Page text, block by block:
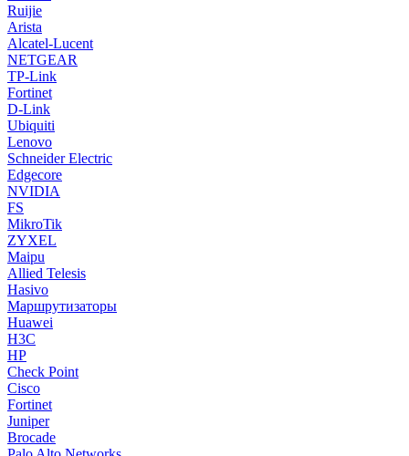
Ruijie
Arista
Alcatel-Lucent
NETGEAR
TP-Link
Fortinet
D-Link
Ubiquiti
Lenovo
Schneider Electric
Edgecore
NVIDIA
FS
MikroTik
ZYXEL
Maipu
Allied Telesis
Hasivo
Маршрутизаторы
Huawei
H3C
HP
Check Point
Cisco
Fortinet
Juniper
Brocade